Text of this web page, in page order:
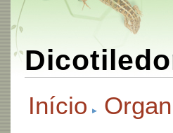
Início